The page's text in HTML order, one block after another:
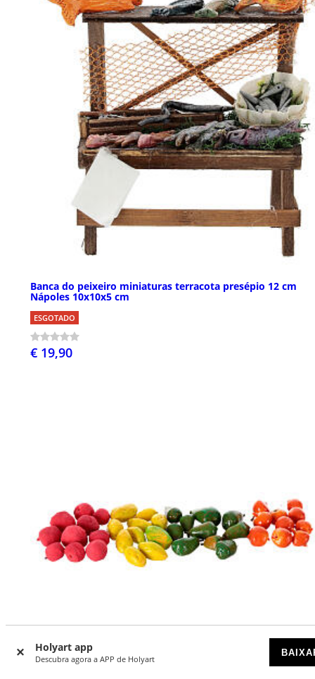
Holyart app
Descubra agora a APP de Holyart
Banca do peixeiro miniaturas terracota presépio 12 cm
Nápoles 10x10x5 cm
ESGOTADO
€ 19,90